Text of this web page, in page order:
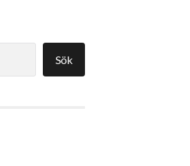
Sök